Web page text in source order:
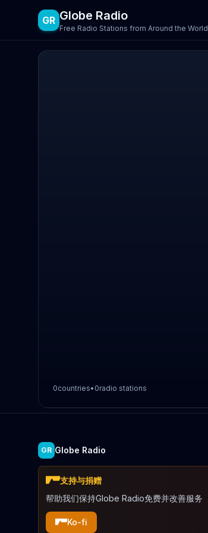
GR Globe Radio
Free Radio Stations from Around the World
0countries• 0radio stations
GR Globe Radio
支持与捐赠
帮助我们保持Globe Radio免费并改善服务
Ko-fi